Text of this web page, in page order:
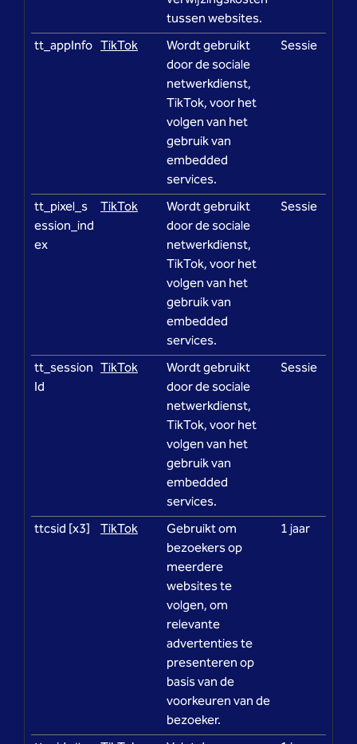
tussen websites.
tt_appInfo TikTok
Wordt gebruikt
door de sociale
netwerkdienst,
TikTok, voor het
volgen van het
gebruik van
embedded
services.
Sessie
tt_pixel_s
ession_ind
ex
TikTok
Wordt gebruikt
door de sociale
netwerkdienst,
TikTok, voor het
volgen van het
gebruik van
embedded
services.
Sessie
tt_session
Id
TikTok
Wordt gebruikt
door de sociale
netwerkdienst,
TikTok, voor het
volgen van het
gebruik van
embedded
services.
Sessie
ttcsid [x3] TikTok
Gebruikt om
bezoekers op
meerdere
websites te
volgen, om
relevante
advertenties te
presenteren op
basis van de
voorkeuren van de
bezoeker.
1 jaar